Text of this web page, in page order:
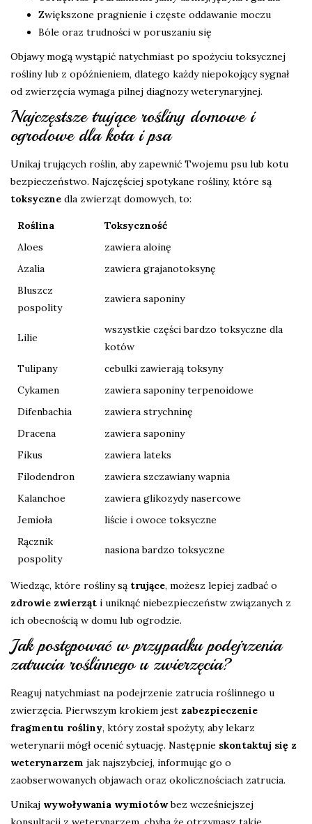
Zwiększone pragnienie i częste oddawanie moczu
Bóle oraz trudności w poruszaniu się
Objawy mogą wystąpić natychmiast po spożyciu toksycznej
rośliny lub z opóźnieniem, dlatego każdy niepokojący sygnał
od zwierzęcia wymaga pilnej diagnozy weterynaryjnej.
Najczęstsze trujące rośliny domowe i
ogrodowe dla kota i psa
Unikaj trujących roślin, aby zapewnić Twojemu psu lub kotu
bezpieczeństwo. Najczęściej spotykane rośliny, które są
toksyczne dla zwierząt domowych, to:
Roślina
Toksyczność
Aloes
zawiera aloinę
Azalia
zawiera grajanotoksynę
Bluszcz
pospolity
zawiera saponiny
Lilie
wszystkie części bardzo toksyczne dla
kotów
Tulipany
cebulki zawierają toksyny
Cykamen
zawiera saponiny terpenoidowe
Difenbachia
zawiera strychninę
Dracena
zawiera saponiny
Fikus
zawiera lateks
Filodendron
zawiera szczawiany wapnia
Kalanchoe
zawiera glikozydy nasercowe
Jemioła
liście i owoce toksyczne
Rącznik
pospolity
nasiona bardzo toksyczne
Wiedząc, które rośliny są trujące, możesz lepiej zadbać o
zdrowie zwierząt i uniknąć niebezpieczeństw związanych z
ich obecnością w domu lub ogrodzie.
Jak postępować w przypadku podejrzenia
zatrucia roślinnego u zwierzęcia?
Reaguj natychmiast na podejrzenie zatrucia roślinnego u
zwierzęcia. Pierwszym krokiem jest zabezpieczenie
fragmentu rośliny, który został spożyty, aby lekarz
weterynarii mógł ocenić sytuację. Następnie skontaktuj się z
weterynarzem jak najszybciej, informując go o
zaobserwowanych objawach oraz okolicznościach zatrucia.
Unikaj wywoływania wymiotówbez wcześniejszej